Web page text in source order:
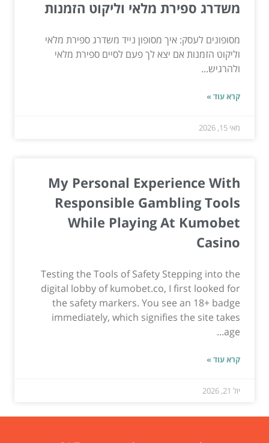
משדרג ספירת מלאי וליקוט הזמנות
מסופונים לעסק: איך מסופון נייד משדרג ספירת מלאי
וליקוט הזמנות אם יצא לך פעם לסיים ספירת מלאי
ולהרגיש...
קרא עוד »
מאי 15, 2026
My Personal Experience With
Responsible Gambling Tools
While Playing At Kumobet
Casino
Testing the Tools of Safety Stepping into the
digital lobby of kumobet.co, I first looked for
the safety markers. You see an 18+ badge
immediately, which signifies the site takes
age...
קרא עוד »
יול 21, 2026